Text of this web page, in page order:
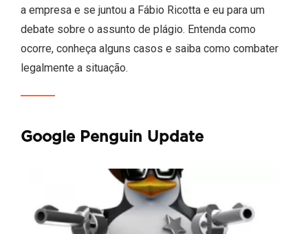
a empresa e se juntou a Fábio Ricotta e eu para um
debate sobre o assunto de plágio. Entenda como
ocorre, conheça alguns casos e saiba como combater
legalmente a situação.
Google Penguin Update